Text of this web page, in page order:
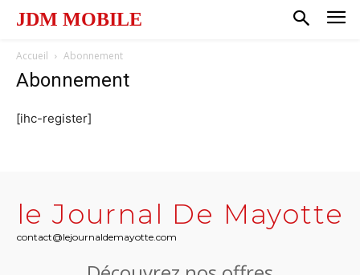
JDM MOBILE
Accueil Abonnement
Abonnement
[ihc-register]
le Journal De Mayotte
contact@lejournaldemayotte.com